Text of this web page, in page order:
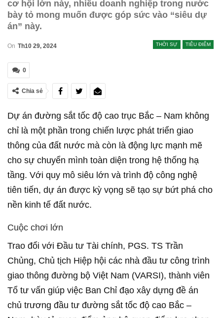
cơ hội lớn này, nhiều doanh nghiệp trong nước
bày tỏ mong muốn được góp sức vào “siêu dự
án” này.
THỜI SỰ TIÊU ĐIỂM
On Th10 29, 2024
0
Chia sẻ
Dự án đường sắt tốc độ cao trục Bắc – Nam không
chỉ là một phần trong chiến lược phát triển giao
thông của đất nước mà còn là động lực mạnh mẽ
cho sự chuyển mình toàn diện trong hệ thống hạ
tầng. Với quy mô siêu lớn và trình độ công nghệ
tiên tiến, dự án được kỳ vọng sẽ tạo sự bứt phá cho
nền kinh tế đất nước.
Cuộc chơi lớn
Trao đổi với Đầu tư Tài chính, PGS. TS Trần
Chủng, Chủ tịch Hiệp hội các nhà đầu tư công trình
giao thông đường bộ Việt Nam (VARSI), thành viên
Tổ tư vấn giúp việc Ban Chỉ đạo xây dựng đề án
chủ trương đầu tư đường sắt tốc độ cao Bắc –